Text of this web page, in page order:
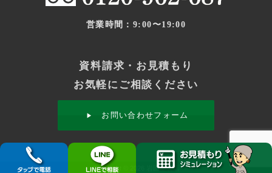
営業時間：9:00〜19:00
資料請求・お見積もり
お気軽にご相談ください
お問い合わせフォーム
Copyright © 2026 岩田塗装店